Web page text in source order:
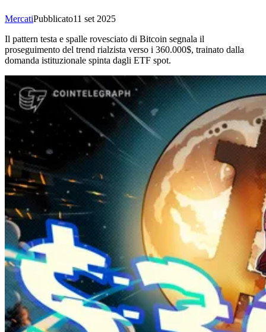
MercatiPubblicato11 set 2025
Il pattern testa e spalle rovesciato di Bitcoin segnala il
proseguimento del trend rialzista verso i 360.000$, trainato dalla
domanda istituzionale spinta dagli ETF spot.